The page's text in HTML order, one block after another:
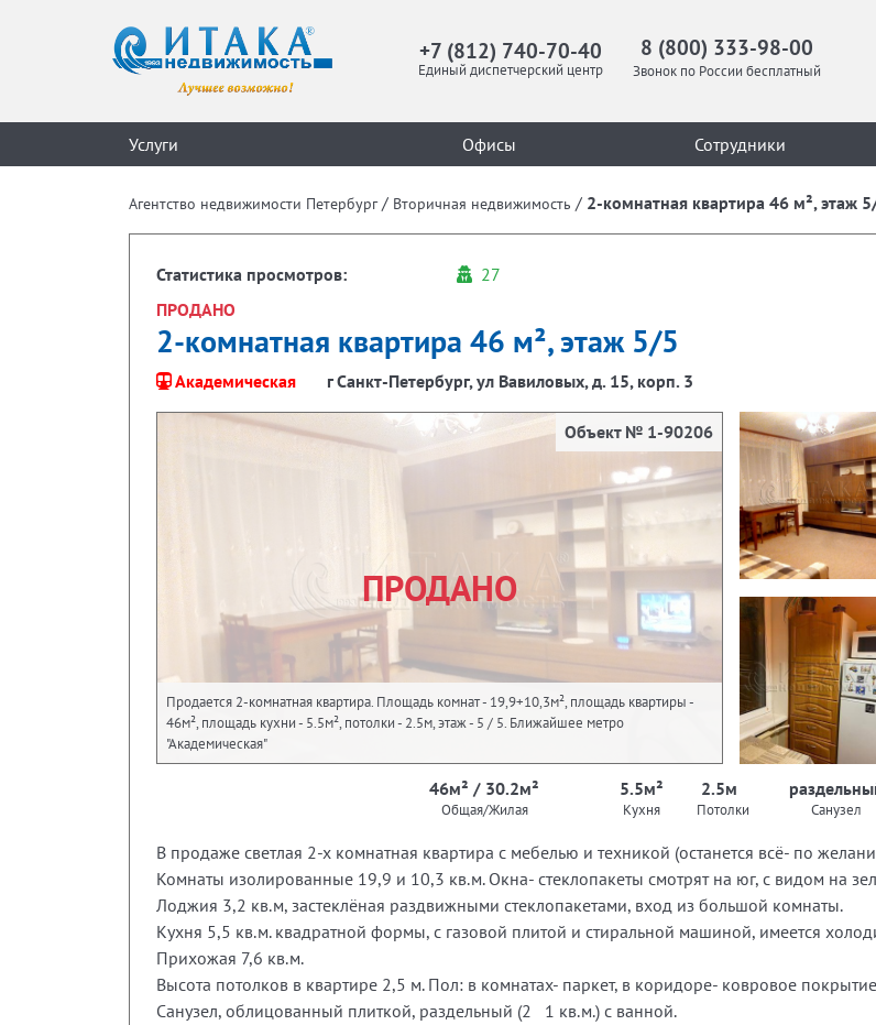
+7 (812) 740-70-40
Единый диспетчерский центр
8 (800) 333-98-00
Звонок по России бесплатный
Услуги Офисы Сотрудники
Агентство недвижимости Петербург / Вторичная недвижимость / 2-комнатная квартира 46 м², этаж
Статистика просмотров:
27
ПРОДАНО
2-комнатная квартира 46 м², этаж 5/5
Академическая г Санкт-Петербург, ул Вавиловых, д. 15, корп. 3
ПРОДАНО
Объект № 1-90206
Продается 2-комнатная квартира. Площадь комнат - 19,9+10,3м², площадь квартиры -
46м², площадь кухни - 5.5м², потолки - 2.5м, этаж - 5 / 5. Ближайшее метро
"Академическая"
46м² / 30.2м²
Общая/Жилая
5.5м²
Кухня
2.5м
Потолки Санузел
В продаже светлая 2-х комнатная квартира с мебелью и техникой (останется всё- по
Комнаты изолированные 19,9 и 10,3 кв.м. Окна- стеклопакеты смотрят на юг, с видом на
Лоджия 3,2 кв.м, застеклёная раздвижными стеклопакетами, вход из большой комнаты.
Кухня 5,5 кв.м. квадратной формы, с газовой плитой и стиральной машиной, имеется
Прихожая 7,6 кв.м.
Высота потолков в квартире 2,5 м. Пол: в комнатах- паркет, в коридоре- ковровое
Санузел, облицованный плиткой, раздельный (2 1 кв.м.) с ванной.